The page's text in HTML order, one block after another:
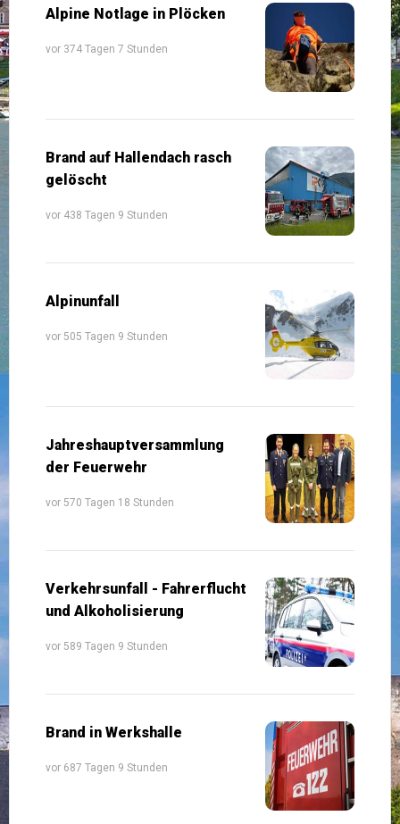
Alpine Notlage in Plöcken
vor 374 Tagen 7 Stunden
Brand auf Hallendach rasch
gelöscht
vor 438 Tagen 9 Stunden
Alpinunfall
vor 505 Tagen 9 Stunden
Jahreshauptversammlung
der Feuerwehr
vor 570 Tagen 18 Stunden
Verkehrsunfall - Fahrerflucht
und Alkoholisierung
vor 589 Tagen 9 Stunden
Brand in Werkshalle
vor 687 Tagen 9 Stunden